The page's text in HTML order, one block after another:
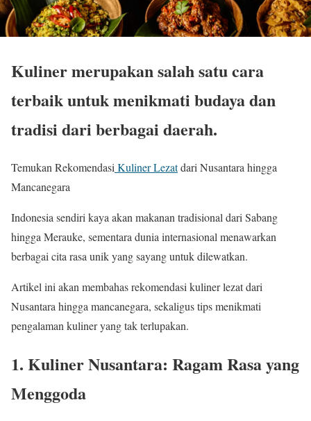
Kuliner merupakan salah satu cara
terbaik untuk menikmati budaya dan
tradisi dari berbagai daerah.
Temukan Rekomendasi Kuliner Lezatdari Nusantara hingga
Mancanegara
Indonesia sendiri kaya akan makanan tradisional dari Sabang
hingga Merauke, sementara dunia internasional menawarkan
berbagai cita rasa unik yang sayang untuk dilewatkan.
Artikel ini akan membahas rekomendasi kuliner lezat dari
Nusantara hingga mancanegara, sekaligus tips menikmati
pengalaman kuliner yang tak terlupakan.
1. Kuliner Nusantara: Ragam Rasa yang
Menggoda